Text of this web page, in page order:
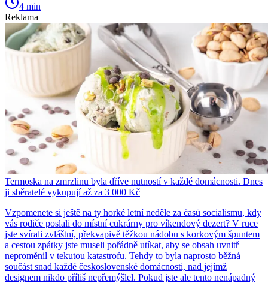
4 min
Reklama
Termoska na zmrzlinu byla dříve nutností v každé domácnosti. Dnes
ji sběratelé vykupují až za 3 000 Kč
Vzpomenete si ještě na ty horké letní neděle za časů socialismu, kdy
vás rodiče poslali do místní cukrárny pro víkendový dezert? V ruce
jste svírali zvláštní, překvapivě těžkou nádobu s korkovým špuntem
a cestou zpátky jste museli pořádně utíkat, aby se obsah uvnitř
neproměnil v tekutou katastrofu. Tehdy to byla naprosto běžná
součást snad každé československé domácnosti, nad jejímž
designem nikdo příliš nepřemýšlel. Pokud jste ale tento nenápadný